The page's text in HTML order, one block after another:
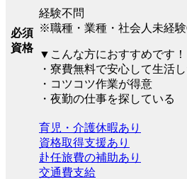
必須
資格
経験不問
※職種・業種・社会人未経
▼こんな方におすすめです！
・寮費無料で安心して生活
・コツコツ作業が得意
・夜勤の仕事を探している
育児・介護休暇あり
資格取得支援あり
赴任旅費の補助あり
交通費支給